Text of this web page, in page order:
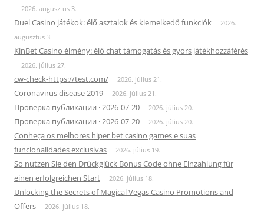
2026. augusztus 3.
Duel Casino játékok: élő asztalok és kiemelkedő funkciók
2026.
augusztus 3.
KinBet Casino élmény: élő chat támogatás és gyors játékhozzáférés
2026. július 27.
cw-check-https://test.com/ 2026. július 21.
Coronavirus disease 2019 2026. július 21.
Проверка публикации · 2026-07-20 2026. július 20.
Проверка публикации · 2026-07-20 2026. július 20.
Conheça os melhores hiper bet casino games e suas
funcionalidades exclusivas
2026. július 19.
So nutzen Sie den Drückglück Bonus Code ohne Einzahlung für
einen erfolgreichen Start
2026. július 18.
Unlocking the Secrets of Magical Vegas Casino Promotions and
Offers
2026. július 18.